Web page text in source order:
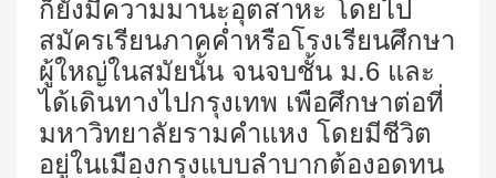
ก็ยังมีความมานะอุตสาหะ โดยไป
สมัครเรียนภาคค่ำหรือโรงเรียนศึกษา
ผู้ใหญ่ในสมัยนั้น จนจบชั้น ม.6 และ
ได้เดินทางไปกรุงเทพ เพือศึกษาต่อที่
มหาวิทยาลัยรามคำแหง โดยมีชีวิต
อยู่ในเมืองกรุงแบบลำบากต้องอดทน